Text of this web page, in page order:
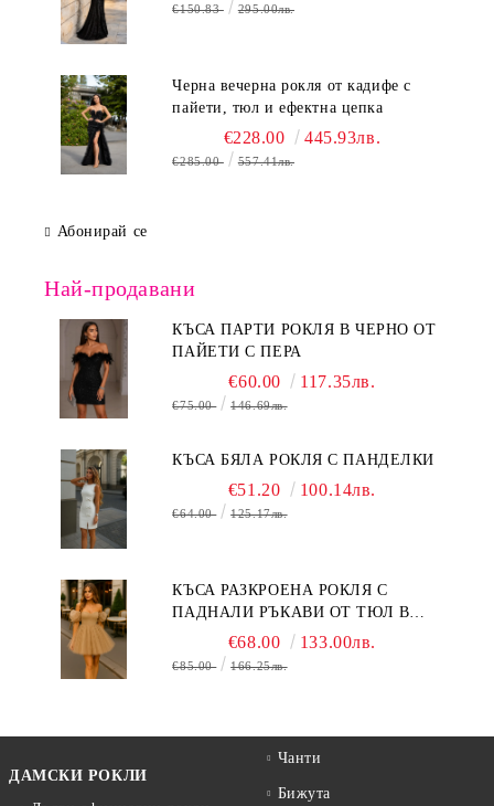
€150.83 295.00лв.
Черна вечерна рокля от кадифе с
пайети, тюл и ефектна цепка
€228.00 445.93лв.
€285.00 557.41лв.
Абонирай се
Най-продавани
КЪСА ПАРТИ РОКЛЯ В ЧЕРНО ОТ
ПАЙЕТИ С ПЕРА
€60.00 117.35лв.
€75.00 146.69лв.
КЪСА БЯЛА РОКЛЯ С ПАНДЕЛКИ
€51.20 100.14лв.
€64.00 125.17лв.
КЪСА РАЗКРОЕНА РОКЛЯ С
ПАДНАЛИ РЪКАВИ ОТ ТЮЛ В
БЕЖОВО€68.00 133.00лв.
€85.00 166.25лв.
ДАМСКИ РОКЛИ
Чанти
Бижута